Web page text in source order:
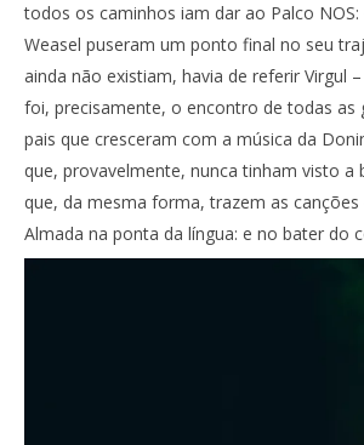
todos os caminhos iam dar ao Palco
Weasel puseram um ponto final no seu
ainda não existiam, havia de referir Virgul
foi, precisamente, o encontro de todas as
pais que cresceram com a música da
que, provavelmente, nunca tinham visto a
que, da mesma forma, trazem as
Almada na ponta da língua: e no bater do